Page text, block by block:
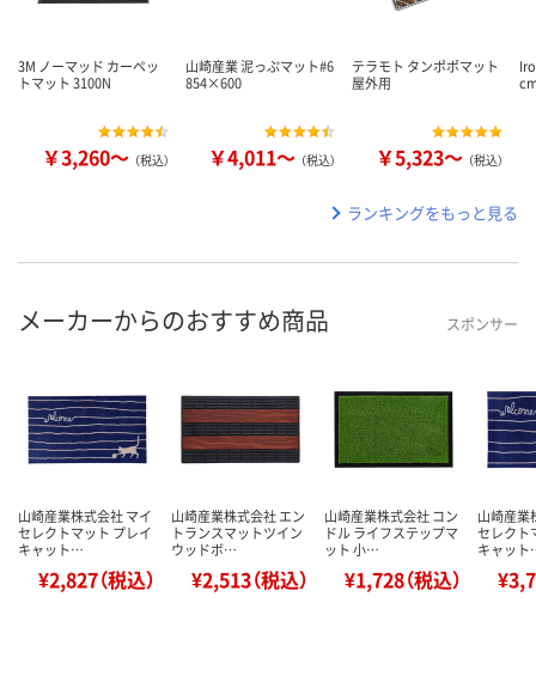
3M ノーマッド カーペッ
トマット 3100N
￥3,260～ （税込）
山崎産業 泥っぷマット#6
854×600
￥4,011～ （税込）
テラモト タンポポマット
屋外用
￥5,323～ （税込）
ランキングをもっと見る
メーカーからのおすすめ商品 スポンサー
山崎産業株式会社 マイ
セレクトマット プレイ
キャット…
¥2,827（税込）
山崎産業株式会社 エン
トランスマットツイン
ウッドボ…
¥2,513（税込）
山崎産業株式会社 コン
ドル ライフステップマ
ット 小…
¥1,728（税込）
山崎産業
セレクト
キャッ